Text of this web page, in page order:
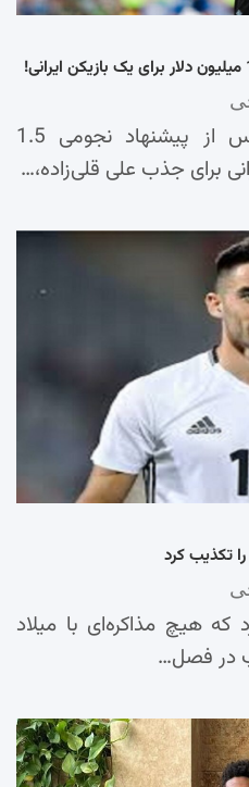
مدیرعامل باشگاه پرسپولیس از پیشنهاد نجومی 1.5
برای جذب علی قلی‌زاده،…
تکذیب کرد
که هیچ مذاکره‌ای با میلاد
در فصل…